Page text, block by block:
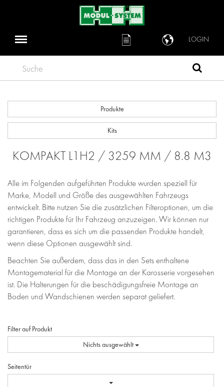
LOGIN
Suche
Produkte
Kits
KOMPAKT L1H2 / 3259 MM / 8.8 M3
Alle im Folgenden aufgeführten Produkte wurden speziell für
Marke, Modell und Größe des ausgewählten Fahrzeugs
entwickelt. Bitte nutzen Sie die zusätzlichen Filteroptionen, um die
richtigen Produkte für Ihr Fahrzeug anzuzeigen. Wir können nur
garantieren, dass es sich um die passenden Produkte handelt,
wenn diese Optionen ausgewählt sind.
Beachten Sie außerdem, dass das in den Sets enthaltene
Montagematerial für die Montage an der Karosserie vorgesehen
ist. Die Halterungen für die beschädigungsfreie Montage an
Boden und Wandschienen werden separat geliefert.
Filter auf Produkt
Nichts ausgewählt
Seitentür